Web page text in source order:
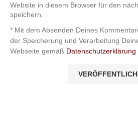
Website in diesem Browser für den
speichern.
* Mit dem Absenden Deines
der Speicherung und Verarbeitung
Webseite gemäß Datenschutzerklärung